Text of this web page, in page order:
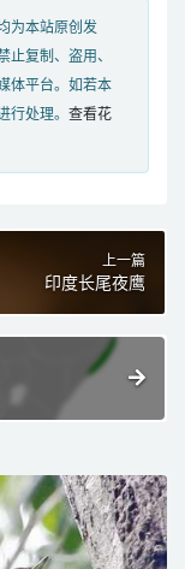
为本站原创发
止复制、盗用、
体平台。如若本
行处理。 查看花
上一篇
印度长尾夜鹰